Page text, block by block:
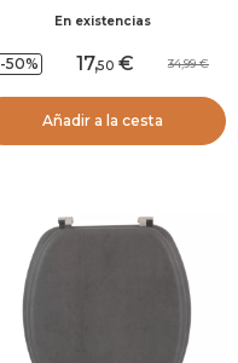
En existencias
-50% 17,50 34,99
Añadir a la cesta